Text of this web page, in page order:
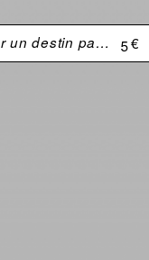
Les recettes de madame Perez pour un destin parfait 5 €